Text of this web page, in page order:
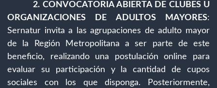
2. CONVOCATORIA ABIERTA DE CLUBES U
ORGANIZACIONES DE ADULTOS MAYORES:
Sernatur invita a las agrupaciones de adulto mayor
de la Región Metropolitana a ser parte de este
beneficio, realizando una postulación online para
evaluar su participación y la cantidad de cupos
sociales con los que disponga. Posteriormente,